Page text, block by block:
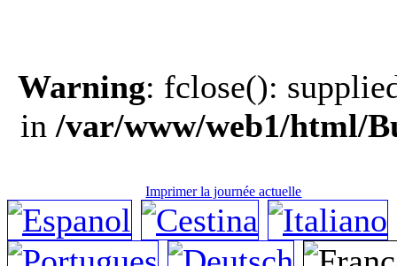
Warning: fclose():
in /var/www/web1/html/
Imprimer la journée actuelle